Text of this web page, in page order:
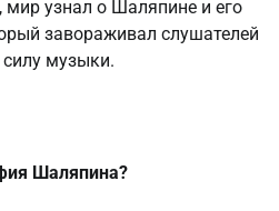
мир узнал о Шаляпине и его
завораживал слушателей
силу музыки.
Шаляпина?